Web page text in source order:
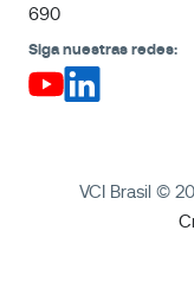
690
Siga nuestras redes:
VCI Brasil ©